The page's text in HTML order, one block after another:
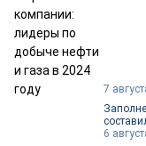
7
6